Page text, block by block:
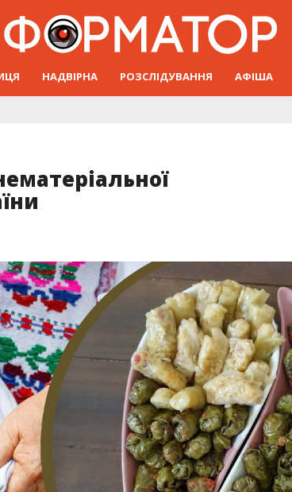
НАДВІРНА РОЗСЛІДУВАННЯ АФІША